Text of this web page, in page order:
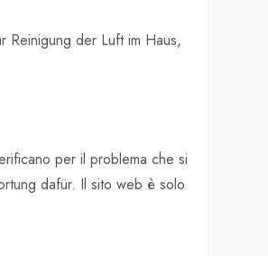
Reinigung der Luft im Haus,
per il problema che si
dafür. Il sito web è solo